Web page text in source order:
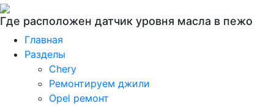
Где расположен датчик уровня масла в пежо
Главная
Разделы
Chery
Ремонтируем джили
Opel ремонт